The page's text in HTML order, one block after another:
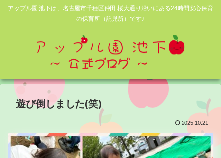
アップル園 池下は、名古屋市千種区仲田 桜大通り沿いにある24時間安心保育
の保育所（託児所）です♪
遊び倒しました(笑)
2025.10.21